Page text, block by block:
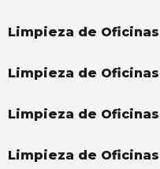
Limpieza de
Limpieza de
Limpieza de
Limpieza de